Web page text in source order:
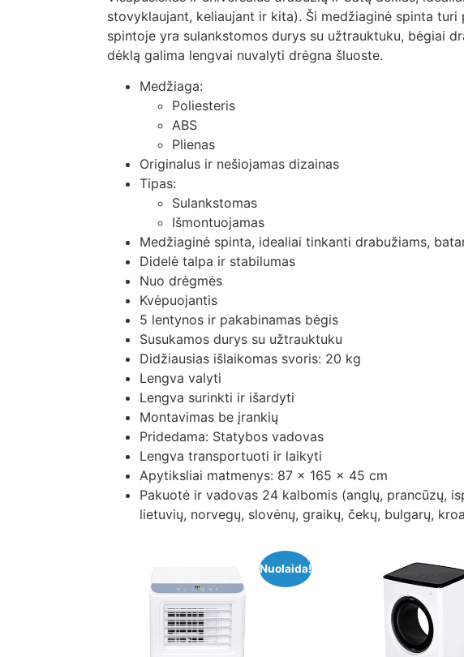
stovyklaujant, keliaujant ir kita). Ši medžiaginė spinta
spintoje yra sulankstomos durys su užtrauktuku, bėgiai
dėklą galima lengvai nuvalyti drėgna šluoste.
Medžiaga:
Poliesteris
ABS
Plienas
Originalus ir nešiojamas dizainas
Tipas:
Sulankstomas
Išmontuojamas
Medžiaginė spinta, idealiai tinkanti drabužiams,
Didelė talpa ir stabilumas
Nuo drėgmės
Kvėpuojantis
5 lentynos ir pakabinamas bėgis
Susukamos durys su užtrauktuku
Didžiausias išlaikomas svoris: 20 kg
Lengva valyti
Lengva surinkti ir išardyti
Montavimas be įrankių
Pridedama: Statybos vadovas
Lengva transportuoti ir laikyti
Apytiksliai matmenys: 87 x 165 x 45 cm
Pakuotė ir vadovas 24 kalbomis (anglų, prancūzų,
lietuvių, norvegų, slovėnų, graikų, čekų, bulgarų,
Nuolaida!